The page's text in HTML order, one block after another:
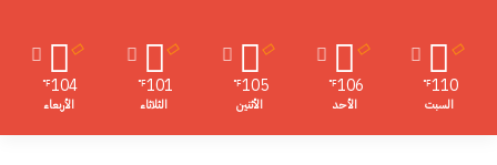
110
℉
السبت
106
℉
الأحد
105
℉
الأثنين
101
℉
الثلاثاء
104
℉
الأربعاء